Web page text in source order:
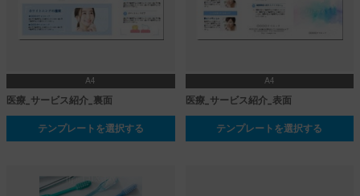
A4
医療_サービス紹介_裏面
テンプレートを選択する
A4
医療_サービス紹介_表面
テンプレートを選択する